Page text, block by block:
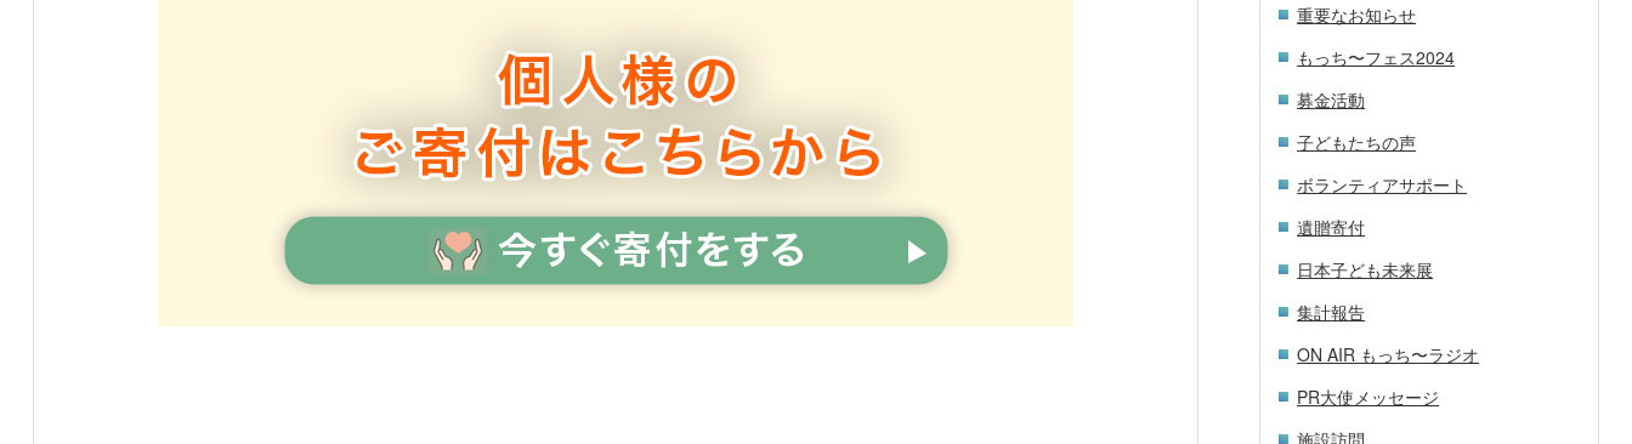
重要なお知らせ
もっち〜フェス2024
募金活動
子どもたちの声
ボランティアサポート
遺贈寄付
日本子ども未来展
集計報告
ON AIR もっち〜ラジオ
PR大使メッセージ
施設訪問